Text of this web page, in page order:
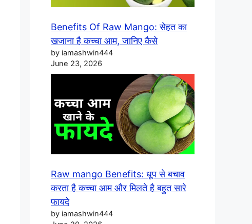
Benefits Of Raw Mango: सेहत का
खजाना है कच्चा आम, जानिए कैसे
by iamashwin444
June 23, 2026
Raw mango Benefits: धूप से बचाव
करता है कच्चा आम और मिलते है बहुत सारे
फायदे
by iamashwin444